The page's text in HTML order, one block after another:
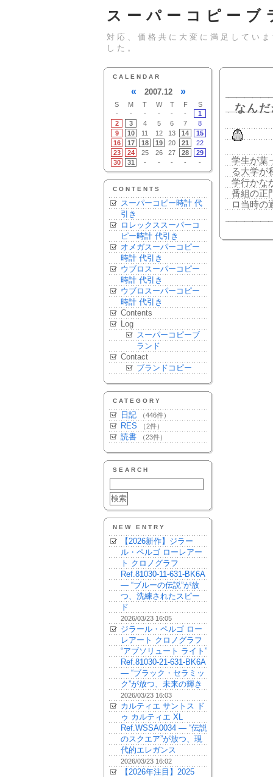
スーパーコピー
対応、価格共に大変に満足してい
した。
なん
学生が葉
る大学が
学行かな
番組の正
ロ当時の
CALENDAR
« 2007.12 »
S M T W T F
S
-
- - - - -
1
2
3 4 5 6 7
8
9
10 11 12 13 14
15
16
17 18 19 20 21
22
23
24 25 26 27 28
29
30
31 - - - - -
CONTENTS
スーパーコピー時計 代
引き
ロレックススーパーコ
ピー時計 代引き
オメガスーパーコピー
時計 代引き
ウブロスーパーコピー
時計 代引き
ウブロスーパーコピー
時計 代引き
Contents
Log
スーパーコピーブ
ランド
Contact
ブランドコピー
CATEGORY
日記 （446件）
RES （2件）
読書 （23件）
SEARCH
NEW ENTRY
【2026新作】ジラー
ル・ペルゴ ローレアー
ト クロノグラフ
Ref.81030-11-631-BK6A
— “ブルーの伝説”が放
つ、洗練されたスピー
ド
2026/03/23 16:05
ジラール・ペルゴ ロー
レアート クロノグラフ
“アブソリュート ライト”
Ref.81030-21-631-BK6A
— “ブラック・セラミッ
ク”が放つ、未来の輝き
2026/03/23 16:03
カルティエ サントス ド
ゥ カルティエ XL
Ref.WSSA0034 — “伝説
のスクエア”が放つ、現
代的エレガンス
2026/03/23 16:02
【2026年注目】2025